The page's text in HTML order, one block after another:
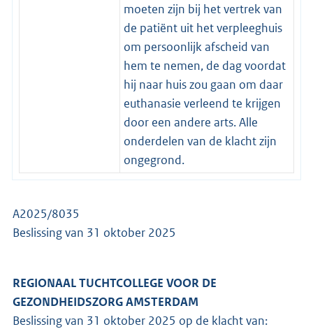
moeten zijn bij het vertrek van
de patiënt uit het verpleeghuis
om persoonlijk afscheid van
hem te nemen, de dag voordat
hij naar huis zou gaan om daar
euthanasie verleend te krijgen
door een andere arts. Alle
onderdelen van de klacht zijn
ongegrond.
A2025/8035
Beslissing van 31 oktober 2025
REGIONAAL TUCHTCOLLEGE VOOR DE
GEZONDHEIDSZORG AMSTERDAM
Beslissing van 31 oktober 2025 op de klacht van: